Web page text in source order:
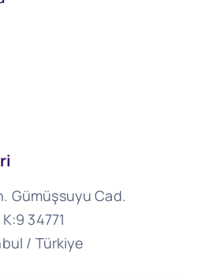
Gümüşsuyu Cad.
34771
/ Türkiye